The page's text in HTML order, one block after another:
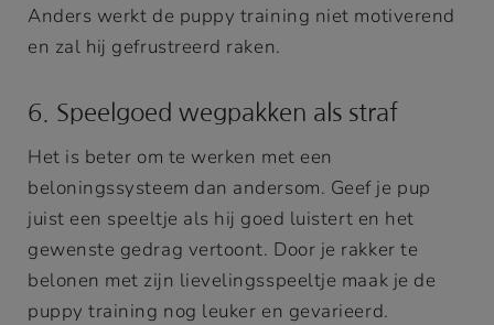
Anders werkt de puppy training niet motiverend
en zal hij gefrustreerd raken.
6. Speelgoed wegpakken als straf
Het is beter om te werken met een
beloningssysteem dan andersom. Geef je pup
juist een speeltje als hij goed luistert en het
gewenste gedrag vertoont. Door je rakker te
belonen met zijn lievelingsspeeltje maak je de
puppy training nog leuker en gevarieerd.